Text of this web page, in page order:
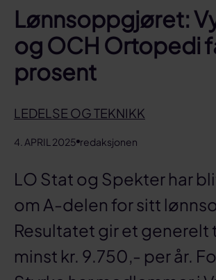
Lønnsoppgjøret:
og OCH Ortopedi
prosent
LEDELSE OG TEKNIKK
4. APRIL 2025 redaksjonen
LO Stat og Spekter har
om A-delen for sitt
Resultatet gir et generelt
minst kr. 9.750,- per år.